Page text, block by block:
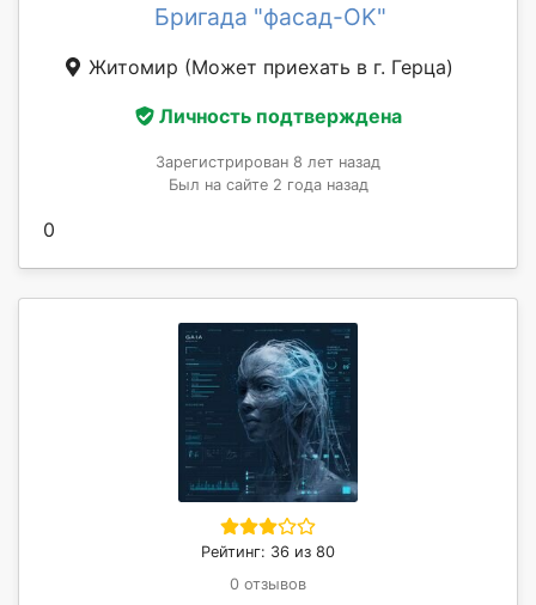
Бригада "фасад-OK"
Житомир (Может приехать в г. Герца)
Личность подтверждена
Зарегистрирован 8 лет назад
Был на сайте 2 года назад
0
Рейтинг: 36 из 80
0 отзывов